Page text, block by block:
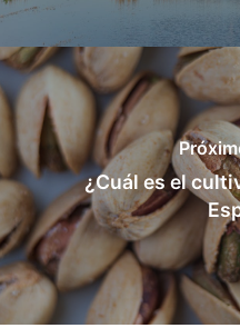
¿Cuál es el